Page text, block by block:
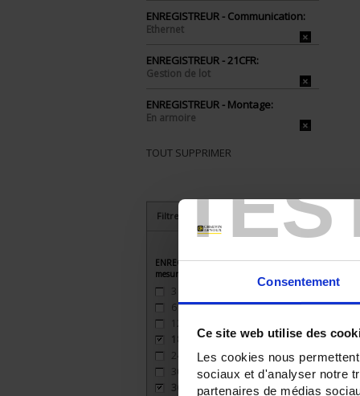
Consentement
Ce site web utilise des
Les cookies nous
sociaux et d'analyser notre
partenaires de médias
ENREGISTREUR - Communication:
Ethernet
ENREGISTREUR - 21CFR:
Gestion de lot
ENREGISTREUR - Montage:
En armoire
TOUT SUPPRIMER
Filtrer les produits par critères
ENREGISTREUR - Nombre de voies de
mesure
3
6(2)
12
18
24
30
36